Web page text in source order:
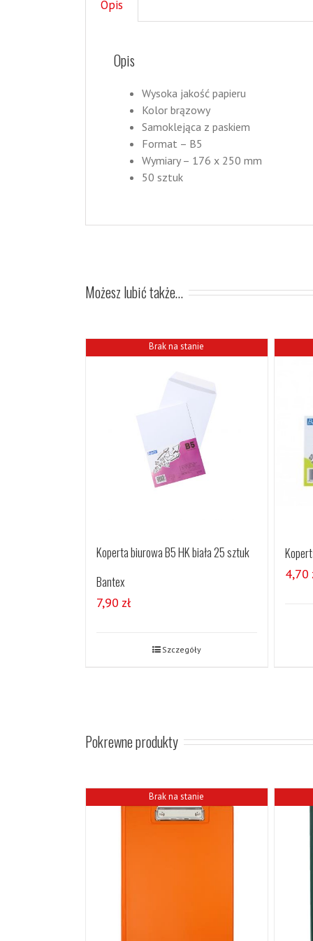
Opis
Opis
Wysoka jakość papieru
Kolor brązowy
Samoklejąca z paskiem
Format – B5
Wymiary – 176 x 250 mm
50 sztuk
Możesz lubić także…
Brak na stanie
Koperta biurowa B5 HK biała 25 sztuk
Bantex
7,90 zł
Szczegóły
4,70
Pokrewne produkty
Brak na stanie